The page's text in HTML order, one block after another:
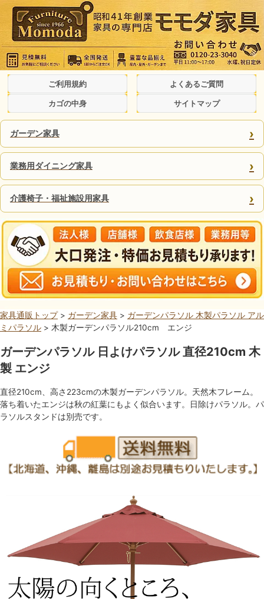
ご利用規約 よくあるご質問
カゴの中身 サイトマップ
ガーデン家具 ›
業務用ダイニング家具 ›
介護椅子・福祉施設用家具 ›
家具通販トップ> ガーデン家具 > ガーデンパラソル 木製パラソル アル
ミパラソル > 木製ガーデンパラソル210cm エンジ
ガーデンパラソル 日よけパラソル 直径210cm 木
製 エンジ
直径210cm、高さ223cmの木製ガーデンパラソル。天然木フレーム。
落ち着いたエンジは秋の紅葉にもよく似合います。日除けパラソル。パ
ラソルスタンドは別売です。